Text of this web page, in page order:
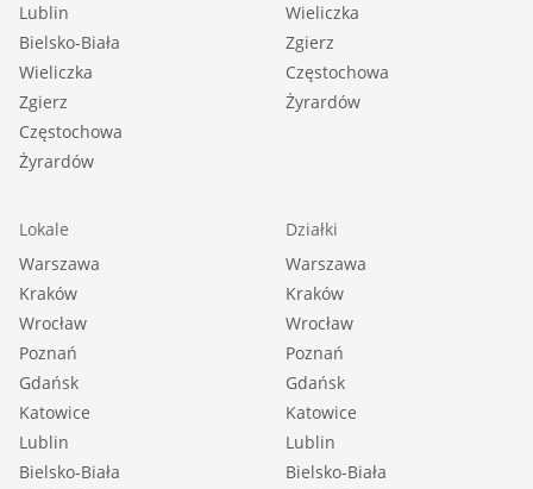
Lublin
Bielsko-Biała
Wieliczka
Zgierz
Częstochowa
Żyrardów
Wieliczka
Zgierz
Częstochowa
Żyrardów
Lokale
Warszawa
Kraków
Wrocław
Poznań
Gdańsk
Katowice
Lublin
Bielsko-Biała
Działki
Warszawa
Kraków
Wrocław
Poznań
Gdańsk
Katowice
Lublin
Bielsko-Biała